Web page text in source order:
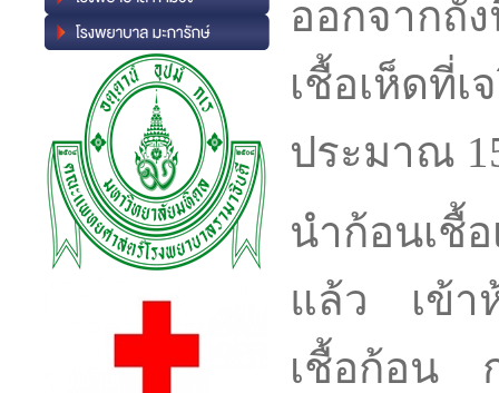
ออกจากถั
เชื้อเห็ด
ประมาณ
นำก้อนเชื้อ
แล้ว เข้า
เชื้อก้อน